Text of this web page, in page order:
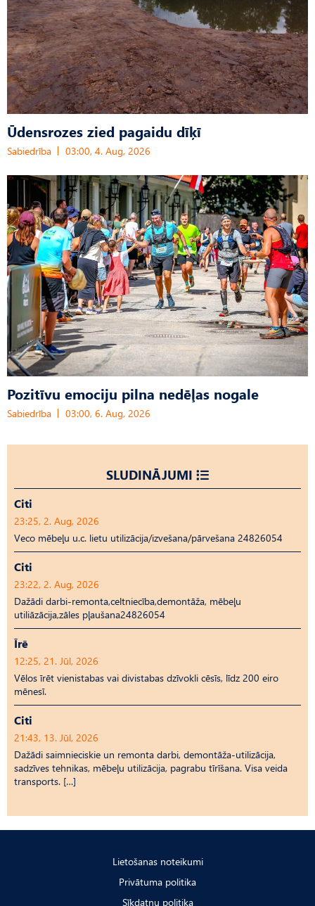
Ūdensrozes zied pagaidu dīķī
Sabiedrība 03:00, 4. Aug, 2026
Pozitīvu emociju pilna nedēļas nogale
Sabiedrība 03:00, 6. Aug, 2026
SLUDINĀJUMI
Citi
23:25, 2. Aug, 2026
Veco mēbeļu u.c. lietu utilizācija/izvešana/pārvešana 24826054
Citi
23:22, 2. Aug, 2026
Dažādi darbi-remonta,celtniecība,demontāža, mēbeļu
utiliāzācija,zāles pļaušana24826054
Īrē
12:25, 21. Jūl, 2026
Vēlos īrēt vienistabas vai divistabas dzīvokli cēsīs, līdz 200 eiro
mēnesī.
Citi
21:43, 13. Jūl, 2026
Dažādi saimnieciskie un remonta darbi, demontāža-utilizācija,
sadzīves tehnikas, mēbeļu utilizācija, pagrabu tīrīšana. Visa veida
transports. […]
Lietošanas noteikumi
Privātuma politika
Sīkdatņu politika